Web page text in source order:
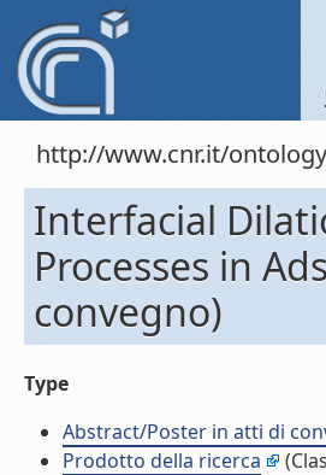
http://www.cnr.it/
Interfacial
Processes in
convegno)
Type
Abstract/Poster in atti di
Prodotto della ricerca